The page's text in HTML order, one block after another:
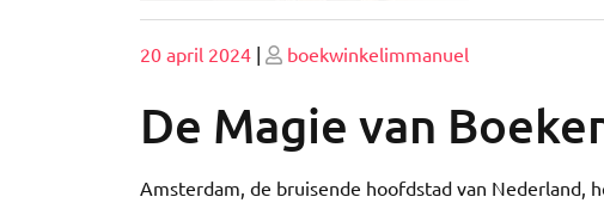
Geplaatst
20 april 2024 | Geplaatst
boekwinkelimmanuel
De Magie van
Amsterdam, de bruisende hoofdstad van Nederland,